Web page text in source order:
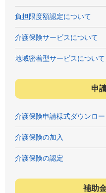
負担限度額認定について
介護保険サービスについて
地域密着型サービスについて
申
介護保険申請様式ダウンロー
介護保険の加入
介護保険の認定
補助